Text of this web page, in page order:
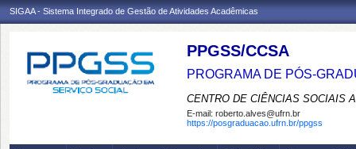
SIGAA - Sistema Integrado de Gestão de Atividades Acadêmicas
PPGSS/CCSA
PROGRAMA DE PÓS-
CENTRO DE CIÊNCIAS SOCIAIS
E-mail: roberto.alves@ufrn.br
https://posgraduacao.ufrn.br/ppgss